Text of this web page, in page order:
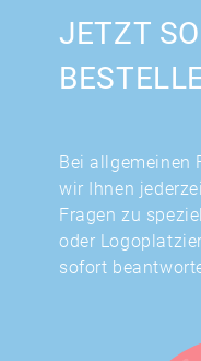
JETZT
Bei allgemeinen
wir Ihnen
Fragen zu
oder
sofort